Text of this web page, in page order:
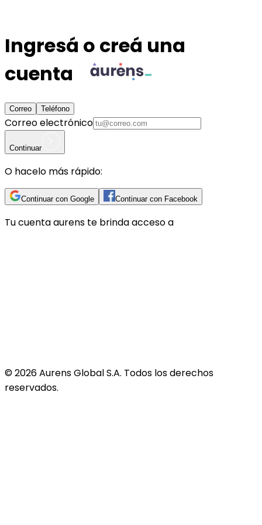
Ingresá o creá una
cuenta
Correo Teléfono
Correo electrónico
Continuar
O hacelo más rápido:
Continuar con Google Continuar con Facebook
Tu cuentaaurens te brinda acceso a
©2026Aurens Global S.A. Todos los derechos
reservados.